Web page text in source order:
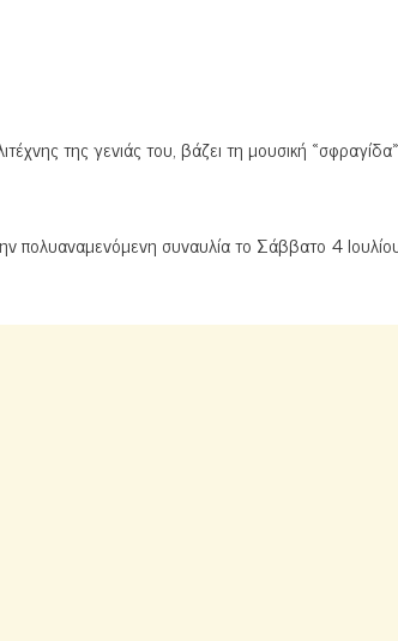
της γενιάς του, βάζει τη μουσική
πολυαναμενόμενη συναυλία το Σάββατο 4